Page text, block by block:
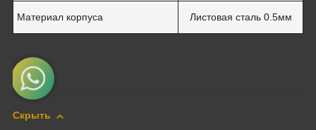
Материал корпуса Листовая сталь 0.5мм
Скрыть